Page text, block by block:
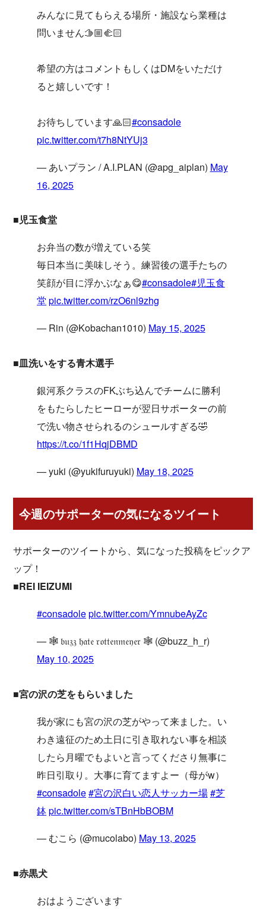
みんなに見てもらえる場所・施設なら業種は
問いません🫱🏼‍🫲🏻
希望の方はコメントもしくはDMをいただけ
ると嬉しいです！
お待ちしています🙏🏻#consadole
pic.twitter.com/t7h8NtYUj3
— あいプラン / A.I.PLAN (@apg_aiplan) May
16, 2025
■児玉食堂
お弁当の数が増えている笑
毎日本当に美味しそう。練習後の選手たちの
笑顔が目に浮かぶなぁ😋#consadole#児玉食
堂 pic.twitter.com/rzO6nl9zhg
— Rin (@Kobachan1010) May 15, 2025
■皿洗いをする青木選手
銀河系クラスのFKぶち込んでチームに勝利
をもたらしたヒーローが翌日サポーターの前
で洗い物させられるのシュールすぎる🤣
https://t.co/1f1HqjDBMD
— yuki (@yukifuruyuki) May 18, 2025
今週のサポーターの気になるツイート
サポーターのツイートから、気になった投稿をピックア
ップ！
■REI IEIZUMI
#consadolepic.twitter.com/YmnubeAyZc
— 🕸 𝔟𝔲𝔷𝔷 𝔥𝔞𝔱𝔢 𝔯𝔬𝔱𝔱𝔢𝔫𝔪𝔢𝔶𝔢𝔯 🕸 (@buzz_h_r)
May 10, 2025
■宮の沢の芝をもらいました
我が家にも宮の沢の芝がやって来ました。い
わき遠征のため土日に引き取れない事を相談
したら月曜でもよいと言ってくださり無事に
昨日引取り。大事に育てますよー（母がw）
#consadole#宮の沢白い恋人サッカー場#芝
鉢pic.twitter.com/sTBnHbBOBM
— むこら (@mucolabo) May 13, 2025
■赤黒犬
おはようございます